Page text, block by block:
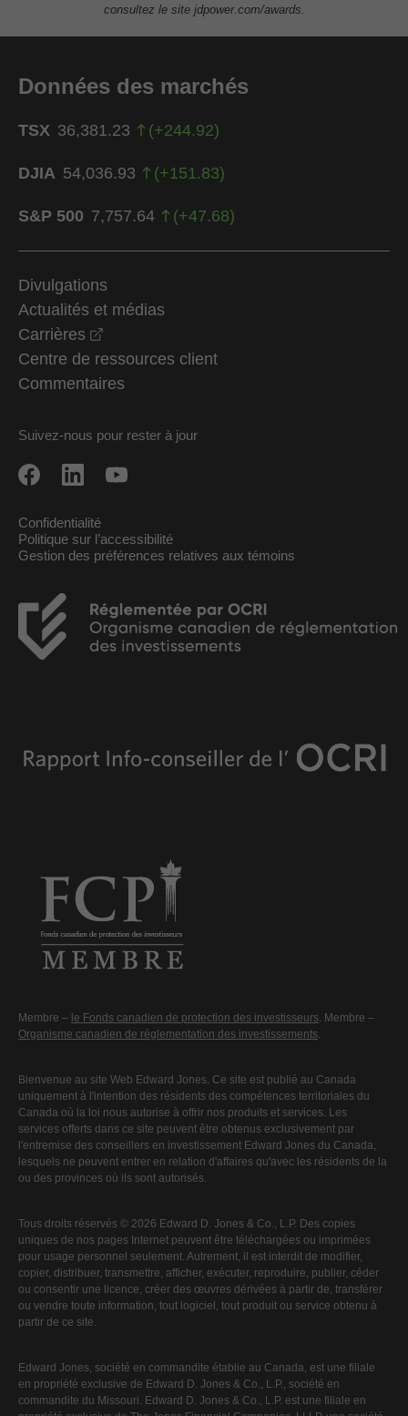
consultez le site jdpower.com/awards.
Données des marchés
TSX 36,381.23 (+244.92)
DJIA 54,036.93 (+151.83)
S&P 500 7,757.64 (+47.68)
Divulgations
Actualités et médias
Carrières
Centre de ressources client
Commentaires
Suivez-nous pour rester à jour
Confidentialité
Politique sur l’accessibilité
Gestion des préférences relatives aux témoins
Membre – le Fonds canadien de protection des investisseurs. Membre –
Organisme canadien de réglementation des investissements.
Bienvenue au site Web Edward Jones. Ce site est publié au Canada
uniquement à l'intention des résidents des compétences territoriales du
Canada où la loi nous autorise à offrir nos produits et services. Les
services offerts dans ce site peuvent être obtenus exclusivement par
l'entremise des conseillers en investissement Edward Jones du Canada,
lesquels ne peuvent entrer en relation d'affaires qu'avec les résidents de la
ou des provinces où ils sont autorisés.
Tous droits réservés © 2026 Edward D. Jones & Co., L.P. Des copies
uniques de nos pages Internet peuvent être téléchargées ou imprimées
pour usage personnel seulement. Autrement, il est interdit de modifier,
copier, distribuer, transmettre, afficher, exécuter, reproduire, publier, céder
ou consentir une licence, créer des œuvres dérivées à partir de, transférer
ou vendre toute information, tout logiciel, tout produit ou service obtenu à
partir de ce site.
Edward Jones, société en commandite établie au Canada, est une filiale
en propriété exclusive de Edward D. Jones & Co., L.P., société en
commandite du Missouri. Edward D. Jones & Co., L.P. est une filiale en